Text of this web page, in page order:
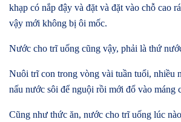
khạp có nắp đậy và đặt và đặt vào chỗ cao
vậy mới không bị ôi mốc.
Nước cho trĩ uống cũng vậy, phải là thứ
Nuôi trĩ con trong vòng vài tuần tuổi, nhiều
nấu nước sôi để nguội rồi mới đổ vào máng
Cũng như thức ăn, nước cho trĩ uống lúc